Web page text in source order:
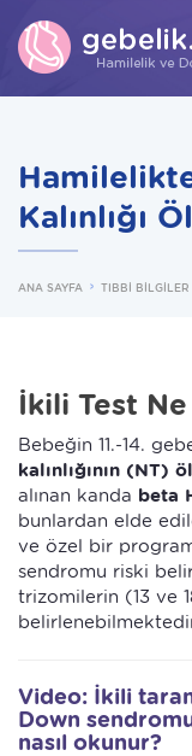
Kalınlığı
ANA SAYFA TIBBİ BİLGİLER
İkili Test Ne
Bebeğin 11.-14.
kalınlığının (NT)
alınan kanda beta
bunlardan elde
ve özel bir
sendromu riski
trizomilerin (13 ve
Video: İkili
Down
nasıl okunur?